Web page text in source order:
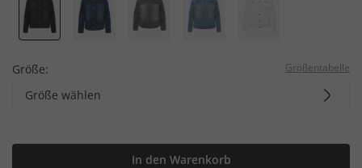
Größe: Größentabelle
Größe wählen
In den Warenkorb